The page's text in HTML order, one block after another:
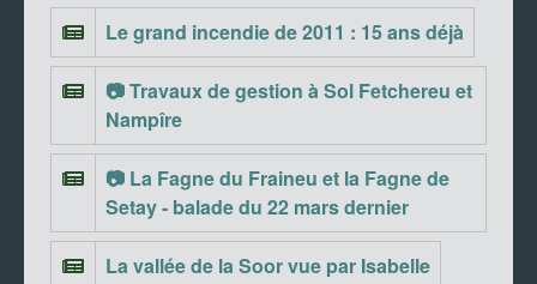
Le grand incendie de 2011 : 15 ans déjà
📷 Travaux de gestion à Sol Fetchereu et
Nampîre
📷 La Fagne du Fraineu et la Fagne de
Setay - balade du 22 mars dernier
La vallée de la Soor vue par Isabelle